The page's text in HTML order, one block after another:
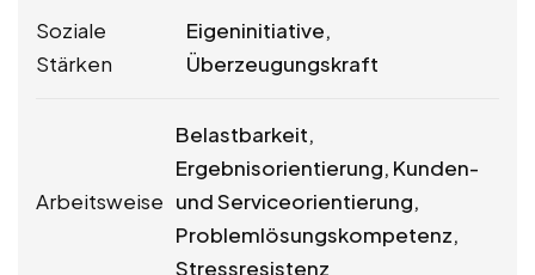
Soziale
Stärken
Eigeninitiative,
Überzeugungskraft
Arbeitsweise
Belastbarkeit,
Ergebnisorientierung, Kunden-
und Serviceorientierung,
Problemlösungskompetenz,
Stressresistenz